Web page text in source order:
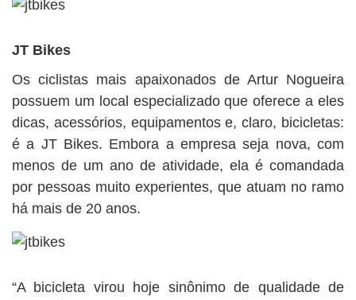
JT Bikes
Os ciclistas mais apaixonados de Artur Nogueira
possuem um local especializado que oferece a eles
dicas, acessórios, equipamentos e, claro, bicicletas:
é a JT Bikes. Embora a empresa seja nova, com
menos de um ano de atividade, ela é comandada
por pessoas muito experientes, que atuam no ramo
há mais de 20 anos.
“A bicicleta virou hoje sinônimo de qualidade de